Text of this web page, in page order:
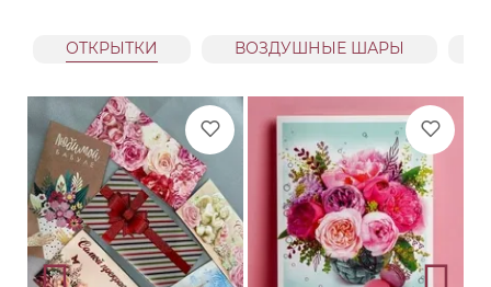
ОТКРЫТКИ ВОЗДУШНЫЕ ШАРЫ